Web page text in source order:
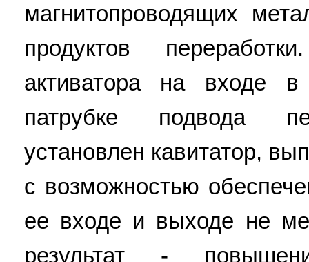
магнитопроводящих
продуктов
активатора на входе
патрубке подвода
установлен кавитатор,
с возможностью
ее входе и выходе не
результат -